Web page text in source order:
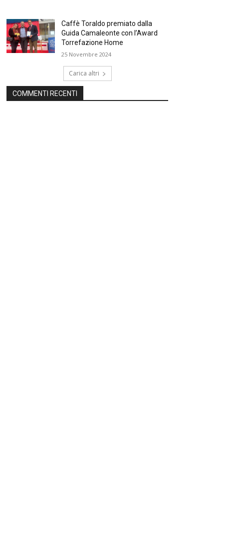
Caffè Toraldo premiato dalla
Guida Camaleonte con l’Award
Torrefazione Home
25 Novembre 2024
Carica altri
COMMENTI RECENTI